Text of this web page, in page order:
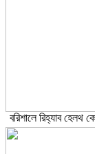
বরিশালে রিহ্যাব হেলথ